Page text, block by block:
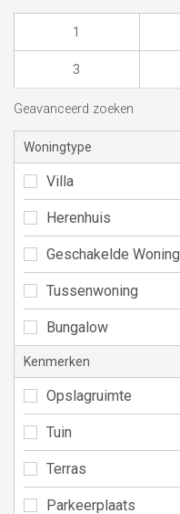
1
3
Geavanceerd zoeken
Woningtype
Villa
Herenhuis
Geschakelde Woning
Tussenwoning
Bungalow
Kenmerken
Opslagruimte
Tuin
Terras
Parkeerplaats